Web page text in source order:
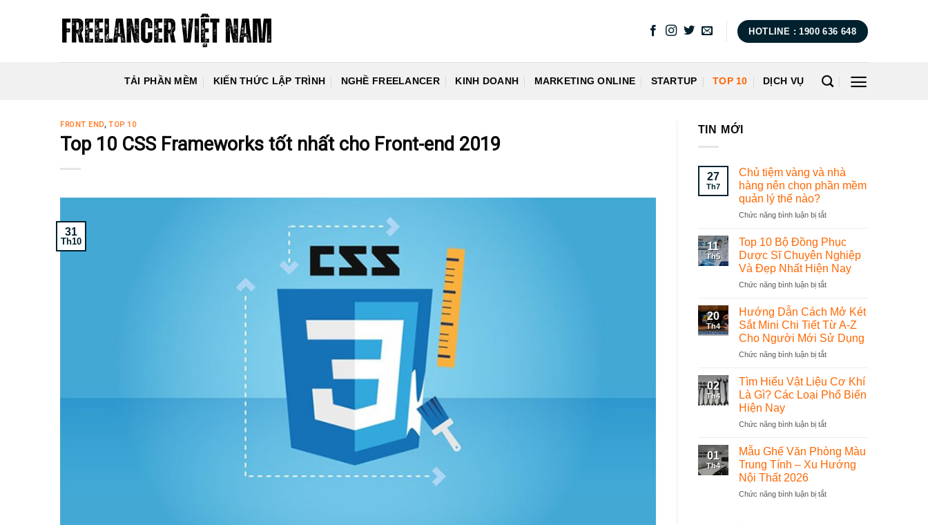
HOTLINE : 1900 636 648
TẢI PHẦN MỀM KIẾN THỨC LẬP TRÌNH NGHỀ FREELANCER KINH DOANH MARKETING ONLINE STARTUP TOP 10 DỊCH VỤ
FRONT END,TOP 10
Top 10 CSS Frameworks tốt nhất cho Front-end 2019
31
Th10
TIN MỚI
27
Th7
Chủ tiệm vàng và nhà
hàng nên chọn phần mềm
quản lý thế nào?
Chức năng bình luận bị tắtở
tiệm
vàng
và
nhà
hàng
chọn
phần
mềm
quản
lý
nào?
11
Th5
Top 10 Bộ Đồng Phục
Dược Sĩ Chuyên Nghiệp
Và Đẹp Nhất Hiện Nay
Chức năng bình luận bị tắtở
10
Bộ
Đồng
Phục
Dược
Chuyên
Nghiệp
Nhất
Nay
20
Th4
Hướng Dẫn Cách Mở Két
Sắt Mini Chi Tiết Từ A-Z
Cho Người Mới Sử Dụng
Chức năng bình luận bị tắtở
Dẫn
Cách
Mở
Sắt
Chi
Tiết
Z
02
Th4
Tìm Hiểu Vật Liệu Cơ Khí
Là Gì? Các Loại Phổ Biến
Hiện Nay
Chức năng bình luận bị tắtở
Hiểu
Vật
Liệu
Khí
01
Th4
Mẫu Ghế Văn Phòng Màu
Trung Tính – Xu Hướng
Nội Thất 2026
Chức năng bình luận bị tắtở